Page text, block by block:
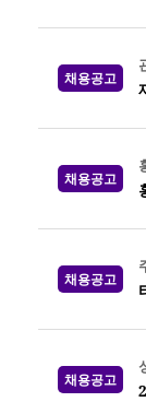
채용공고
채용공고
채용공고
채용공고